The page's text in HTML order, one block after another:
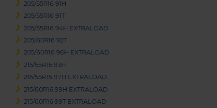
205/55R16 91H
205/55R16 91T
205/55R16 94H EXTRALOAD
205/60R16 92T
205/60R16 96H EXTRALOAD
215/55R16 93H
215/55R16 97H EXTRALOAD
215/60R16 99H EXTRALOAD
215/60R16 99T EXTRALOAD